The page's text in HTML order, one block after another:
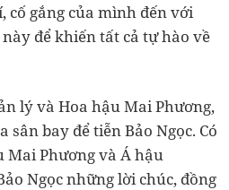
cố gắng của mình đến với
để khiến tất cả tự hào về
lý và Hoa hậu Mai Phương,
sân bay để tiễn Bảo Ngọc. Có
Mai Phương và Á hậu
Ngọc những lời chúc, đồng